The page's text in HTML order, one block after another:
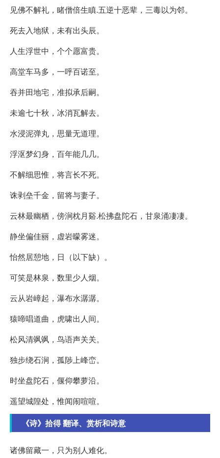
见佛不解礼，睹僧倍生瞋.五逆十恶辈，三毒以为邻。
死去入地狱，未有出头辰。
人生浮世中，个个愿富贵。
高堂车马多，一呼百诺至。
吞并田地宅，准拟承后嗣。
未逾七十秋，冰消瓦解去。
水浸泥弹丸，思量无道理。
浮沤梦幻身，百年能几几。
不解细思惟，将言长不死。
诛剥垒千金，留将与妻子。
云林最幽栖，傍涧枕月谿.松拂盘陀石，甘泉涌凄凄。
静坐偏佳丽，虚岩曚雾迷。
怡然居憩地，日（以下缺）。
可笑是林泉，数里少人烟。
云从岩嶂起，瀑布水潺潺。
猿啼唱道曲，虎啸出人间。
松风清飒飒，鸟语声关关。
独步绕石涧，孤陟上峰峦。
时坐盘陀石，偃仰攀萝沿。
遥望城隍处，惟闻闹喧喧。
《诗》拾得 翻译、赏析和诗意
诸佛留藏一，只为别人难化。